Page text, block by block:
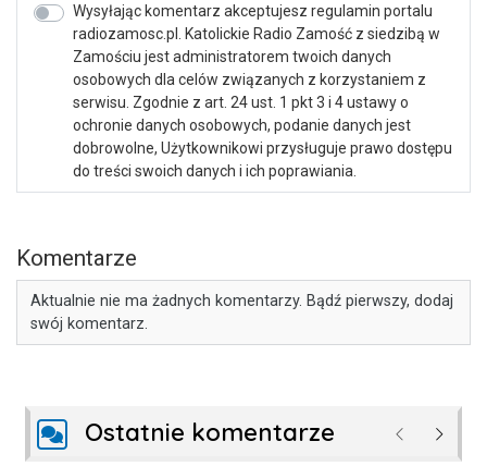
Wysyłając komentarz akceptujesz regulamin portalu
radiozamosc.pl. Katolickie Radio Zamość z siedzibą w
Zamościu jest administratorem twoich danych
osobowych dla celów związanych z korzystaniem z
serwisu. Zgodnie z art. 24 ust. 1 pkt 3 i 4 ustawy o
ochronie danych osobowych, podanie danych jest
dobrowolne, Użytkownikowi przysługuje prawo dostępu
do treści swoich danych i ich poprawiania.
Komentarze
Aktualnie nie ma żadnych komentarzy. Bądź pierwszy, dodaj
swój komentarz.
Ostatnie komentarze Poprzednie